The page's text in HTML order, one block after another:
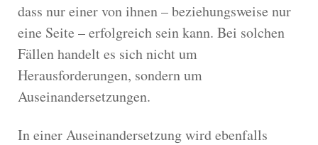
dass nur einer von ihnen – beziehungsweise nur
eine Seite – erfolgreich sein kann. Bei solchen
Fällen handelt es sich nicht um
Herausforderungen, sondern um
Auseinandersetzungen.
In einer Auseinandersetzung wird ebenfalls